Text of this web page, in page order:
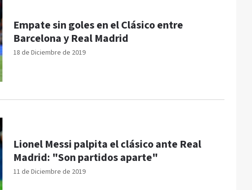
18 de Diciembre de 2019
Empate sin goles en el Clásico entre
Barcelona y Real Madrid
11 de Diciembre de 2019
Lionel Messi palpita el clásico ante Real
Madrid: "Son partidos aparte"